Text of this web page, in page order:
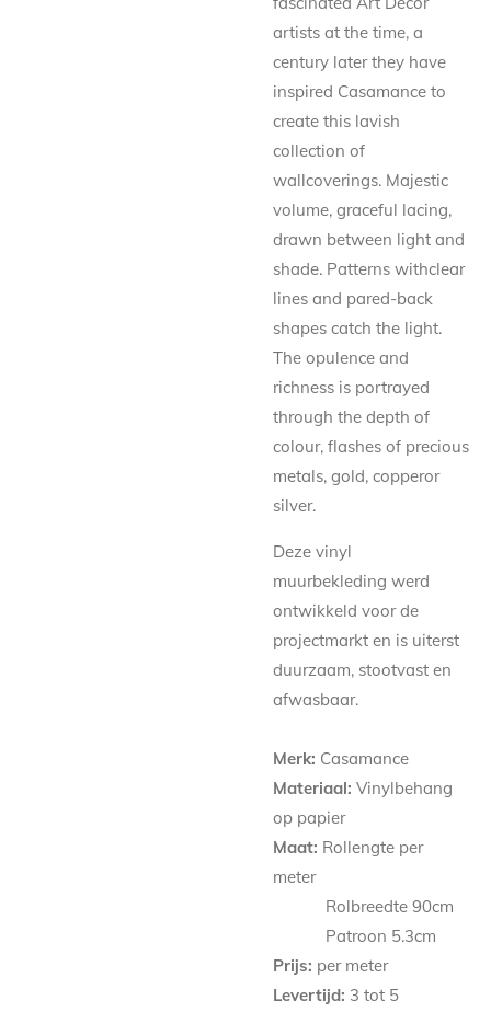
artists at the time, a
century later they have
inspired Casamance to
create this lavish
collection of
wallcoverings. Majestic
volume, graceful lacing,
drawn between light and
shade. Patterns withclear
lines and pared-back
shapes catch the light.
The opulence and
richness is portrayed
through the depth of
colour, flashes of precious
metals, gold, copperor
silver.
Deze vinyl
muurbekleding werd
ontwikkeld voor de
projectmarkt en is uiterst
duurzaam, stootvast en
afwasbaar.
Merk: Casamance
Materiaal: Vinylbehang
op papier
Maat: Rollengte per
meter
Rolbreedte 90cm
Patroon 5.3cm
Prijs: per meter
Levertijd: 3 tot 5